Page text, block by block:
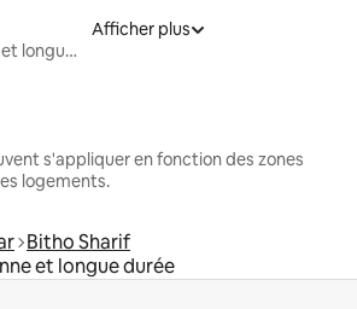
Locations moyenne et longue durée
Afficher plus
s'appliquer en fonction des zones
logements.
Bitho Sharif
et longue durée